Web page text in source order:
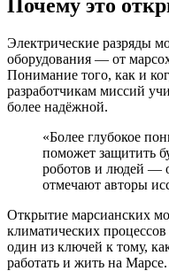
Почему это
Электрические разряды
оборудования — от
Понимание того, как и
разработчикам миссий
более надёжной.
«Более глубокое
поможет защитить
роботов и людей —
отмечают авторы
Открытие марсианских
климатических
один из ключей к тому,
работать и жить на Марсе.